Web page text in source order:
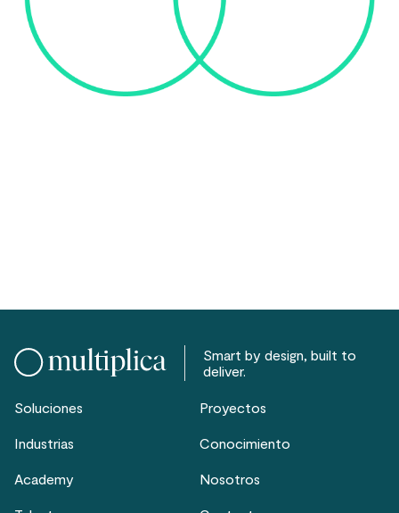
Smart by design, built to
deliver.
Soluciones Proyectos
Industrias Conocimiento
Academy Nosotros